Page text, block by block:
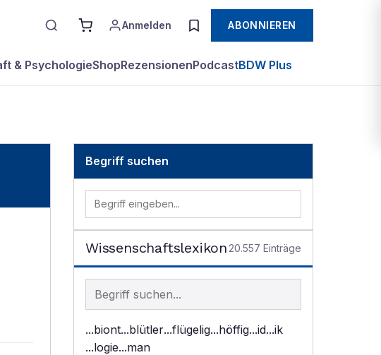
Anmelden ABONNIEREN
& PsychologieShopRezensionenPodcastBDW Plus
Begriff suchen
Wissenschaftslexikon 20.557 Einträge
Begriff im Lexikon suchen
...biont...blütler...flügelig...höffig...id...ik
...logie...man